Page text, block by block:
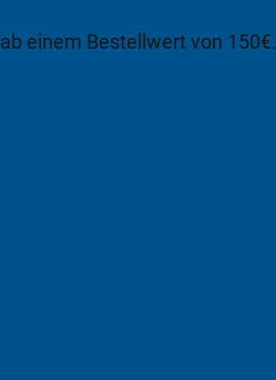
einem Bestellwert von 150€.